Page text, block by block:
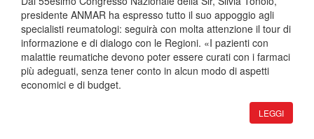
presidente ANMAR ha espresso tutto il suo appoggio agli
specialisti reumatologi: seguirà con molta attenzione il tour di
informazione e di dialogo con le Regioni. «I pazienti con
malattie reumatiche devono poter essere curati con i farmaci
più adeguati, senza tener conto in alcun modo di aspetti
economici e di budget.
LEGGI